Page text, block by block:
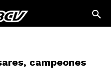
campeones